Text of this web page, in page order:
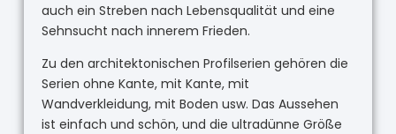
auch ein Streben nach Lebensqualität und eine
Sehnsucht nach innerem Frieden.
Zu den architektonischen Profilserien gehören die
Serien ohne Kante, mit Kante, mit
Wandverkleidung, mit Boden usw. Das Aussehen
ist einfach und schön, und die ultradünne Größe